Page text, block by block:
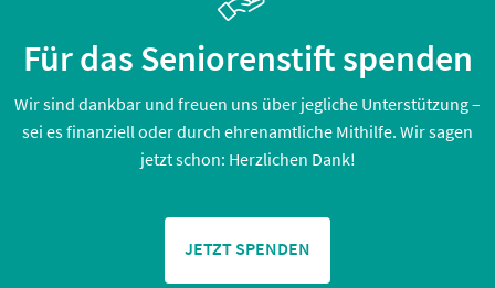
Für das Seniorenstift spenden
Wir sind dankbar und freuen uns über jegliche Unterstützung –
sei es finanziell oder durch ehrenamtliche Mithilfe. Wir sagen
jetzt schon: Herzlichen Dank!
JETZT SPENDEN